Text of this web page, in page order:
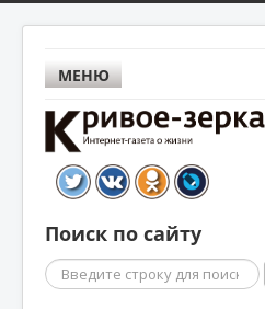
МЕНЮ
Поиск по сайту
Поиск